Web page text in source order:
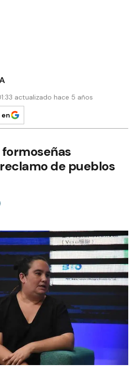
actualizado hace 5 años
de pueblos